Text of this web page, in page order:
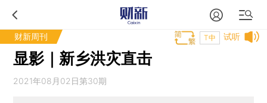
财新周刊 试听
T中
显影｜新乡洪灾直击
2021年08月02日第30期